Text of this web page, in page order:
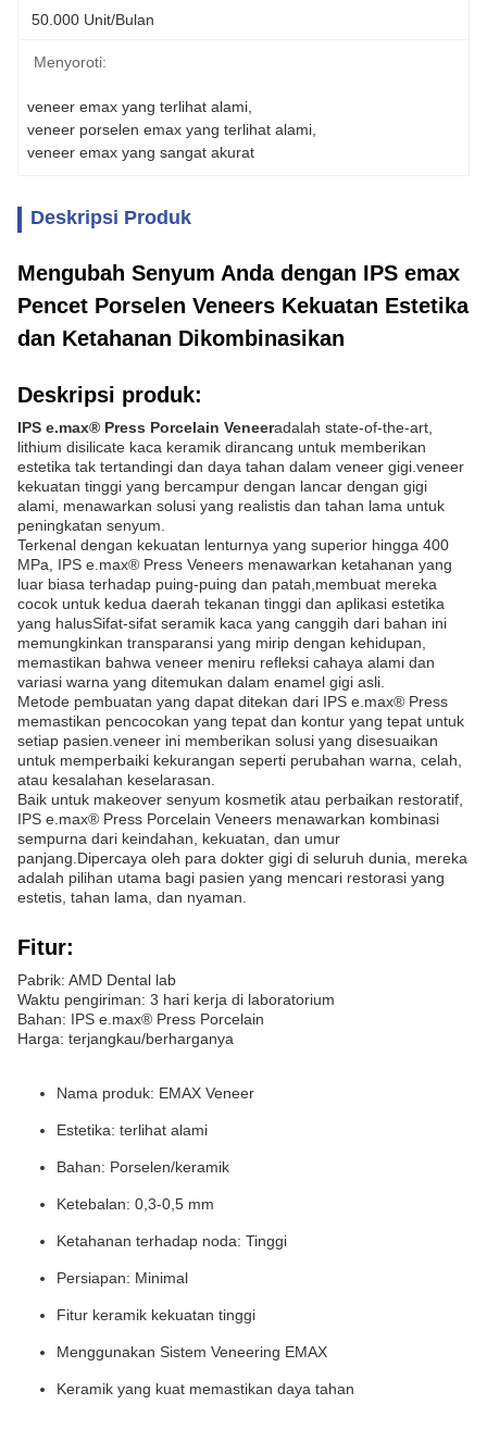
50.000 Unit/bulan
Menyoroti:
veneer emax yang terlihat alami
veneer porselen emax yang terlihat alami
veneer emax yang sangat akurat
Deskripsi Produk
Mengubah Senyum Anda dengan IPS emax
Pencet Porselen Veneers Kekuatan Estetika
dan Ketahanan Dikombinasikan
Deskripsi produk:
IPS e.max® Press Porcelain Veneeradalah state-of-the-art,
lithium disilicate kaca keramik dirancang untuk memberikan
estetika tak tertandingi dan daya tahan dalam veneer gigi.veneer
kekuatan tinggi yang bercampur dengan lancar dengan gigi
alami, menawarkan solusi yang realistis dan tahan lama untuk
peningkatan senyum.
Terkenal dengan kekuatan lenturnya yang superior hingga 400
MPa, IPS e.max® Press Veneers menawarkan ketahanan yang
luar biasa terhadap puing-puing dan patah,membuat mereka
cocok untuk kedua daerah tekanan tinggi dan aplikasi estetika
yang halusSifat-sifat seramik kaca yang canggih dari bahan ini
memungkinkan transparansi yang mirip dengan kehidupan,
memastikan bahwa veneer meniru refleksi cahaya alami dan
variasi warna yang ditemukan dalam enamel gigi asli.
Metode pembuatan yang dapat ditekan dari IPS e.max® Press
memastikan pencocokan yang tepat dan kontur yang tepat untuk
setiap pasien.veneer ini memberikan solusi yang disesuaikan
untuk memperbaiki kekurangan seperti perubahan warna, celah,
atau kesalahan keselarasan.
Baik untuk makeover senyum kosmetik atau perbaikan restoratif,
IPS e.max® Press Porcelain Veneers menawarkan kombinasi
sempurna dari keindahan, kekuatan, dan umur
panjang.Dipercaya oleh para dokter gigi di seluruh dunia, mereka
adalah pilihan utama bagi pasien yang mencari restorasi yang
estetis, tahan lama, dan nyaman.
Fitur:
Pabrik: AMD Dental lab
Waktu pengiriman: 3 hari kerja di laboratorium
Bahan: IPS e.max® Press Porcelain
Harga: terjangkau/berharganya
Nama produk: EMAX Veneer
Estetika: terlihat alami
Bahan: Porselen/keramik
Ketebalan: 0,3-0,5 mm
Ketahanan terhadap noda: Tinggi
Persiapan: Minimal
Fitur keramik kekuatan tinggi
Menggunakan Sistem Veneering EMAX
Keramik yang kuat memastikan daya tahan